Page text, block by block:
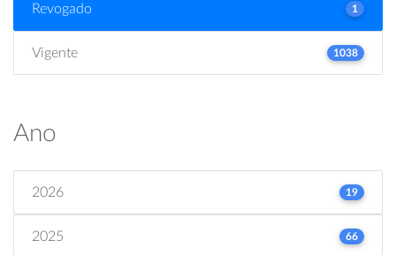
Revogado 1
Vigente 1038
Ano
2026 19
2025 66